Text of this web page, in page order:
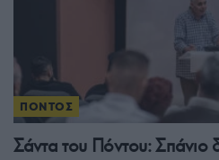
ΠΟΝΤΟΣ
Σάντα του Πόντου: Σπάνιο